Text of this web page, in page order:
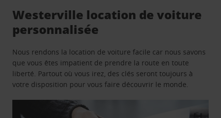
Westerville location de voiture
personnalisée
Nous rendons la location de voiture facile car nous savons
que vous êtes impatient de prendre la route en toute
liberté. Partout où vous irez, des clés seront toujours à
votre disposition pour vous faire découvrir le monde.